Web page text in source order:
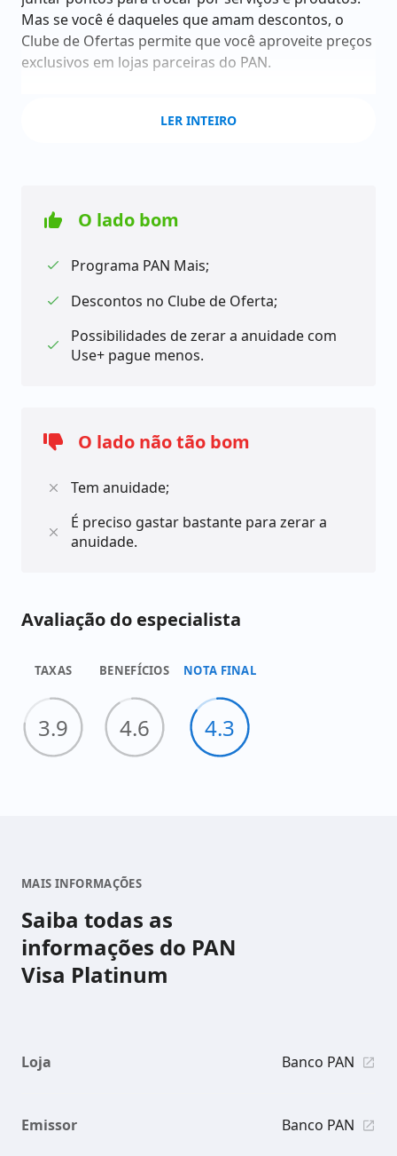
Mas se você é daqueles que amam descontos, o
Clube de Ofertas permite que você aproveite preços
exclusivos em lojas parceiras do PAN.
pontos no Programa PAN Mais. Isso faz com que a
Além disso, você também precisa comprovar renda
um cartão adicional, terá que desembolsar um valor
maior ainda.
Outro ponto interessante do cartão é que você tem
total autonomia por meio do web banking e
LER INTEIRO
O lado bom
Programa PAN Mais;
Descontos no Clube de Oferta;
Possibilidades de zerar a anuidade com
Use+ pague menos.
O lado não tão bom
Tem anuidade;
É preciso gastar bastante para zerar a
anuidade.
Avaliação do especialista
TAXAS
3.9
BENEFÍCIOS
4.6
NOTA FINAL
4.3
MAIS INFORMAÇÕES
Saiba todas as
informações do PAN
Visa Platinum
Loja Banco PAN
Emissor Banco PAN